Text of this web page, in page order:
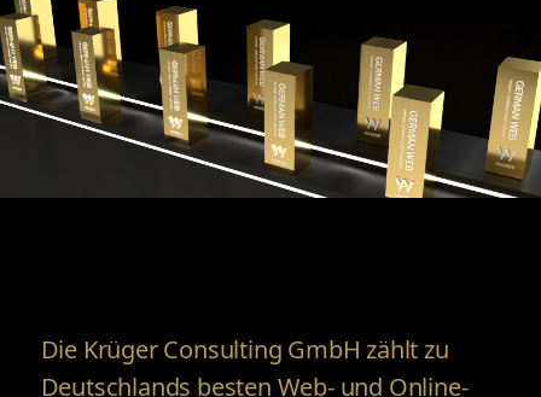
Die Krüger Consulting GmbH zählt zu
Deutschlands besten Web- und Online-